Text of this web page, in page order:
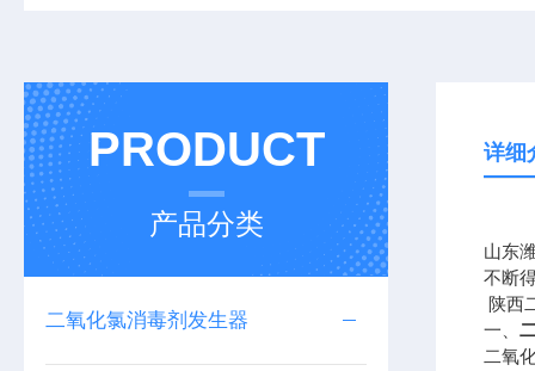
PRODUCT
产品分类
二氧化氯消毒剂发生器
详细
山东
不断
陕西
一、
二氧